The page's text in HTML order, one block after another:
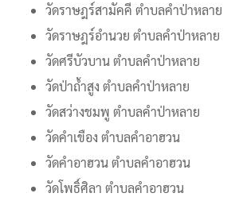
วัดราษฎร์สามัคคี ตำบลคำป่าหลาย
วัดราษฎร์อำนวย ตำบลคำป่าหลาย
วัดศรีบัวบาน ตำบลคำป่าหลาย
วัดป่าถ้ำสูง ตำบลคำป่าหลาย
วัดสว่างชมพู ตำบลคำป่าหลาย
วัดคำเขือง ตำบลคำอาฮวน
วัดคำอาฮวน ตำบลคำอาฮวน
วัดโพธิ์ศิลา ตำบลคำอาฮวน